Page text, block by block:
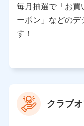
ドコモおよび提
（各サービスで
トの閲覧履歴、
ータを分析して
上記に係る案内
【当該個人データの
所・代表者名】
毎月抽選で「お買
ーポン」などのデ
す！
クラブ